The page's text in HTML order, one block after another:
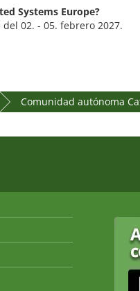
Systems Europe?
02. - 05. febrero 2027.
Comunidad autónoma